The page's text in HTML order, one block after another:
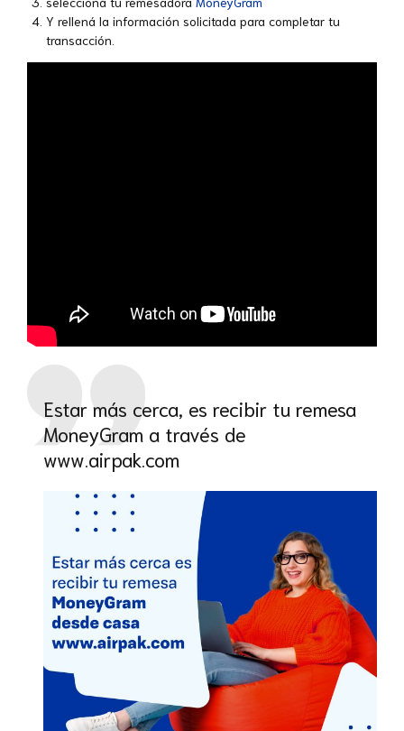
Y rellená la información solicitada para completar tu
transacción.
Estar más cerca, es recibir tu remesa
MoneyGram a través de
www.airpak.com